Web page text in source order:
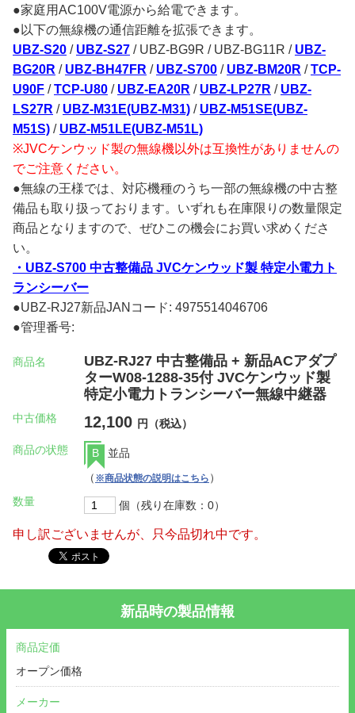
●家庭用AC100V電源から給電できます。
●以下の無線機の通信距離を拡張できます。
UBZ-S20 / UBZ-S27 / UBZ-BG9R / UBZ-BG11R / UBZ-
BG20R / UBZ-BH47FR / UBZ-S700 / UBZ-BM20R /TCP-
U90F /TCP-U80 / UBZ-EA20R / UBZ-LP27R / UBZ-
LS27R / UBZ-M31E(UBZ-M31) / UBZ-M51SE(UBZ-
M51S) / UBZ-M51LE(UBZ-M51L)
※JVCケンウッド製の無線機以外は互換性がありませんの
でご注意ください。
●無線の王様では、対応機種のうち一部の無線機の中古整
備品も取り扱っております。いずれも在庫限りの数量限定
商品となりますので、ぜひこの機会にお買い求めくださ
い。
・UBZ-S700 中古整備品 JVCケンウッド製 特定小電力ト
ランシーバー
●UBZ-RJ27新品JANコード: 4975514046706
●管理番号:
商品名
UBZ-RJ27 中古整備品 + 新品ACアダプ
ターW08-1288-35付 JVCケンウッド製
特定小電力トランシーバー無線中継器
中古価格 12,100 円（税込）
商品の状態 B
並品
（ ※商品状態の説明はこちら ）
数量
個（残り在庫数：0）
申し訳ございませんが、只今品切れ中です。
新品時の製品情報
商品定価
オープン価格
メーカー